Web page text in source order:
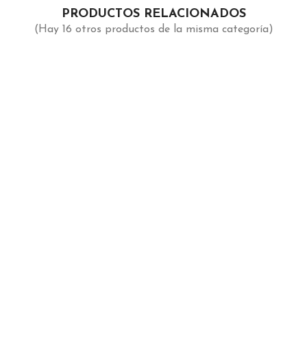
PRODUCTOS RELACIONADOS
(Hay 16 otros productos de la misma categoría)